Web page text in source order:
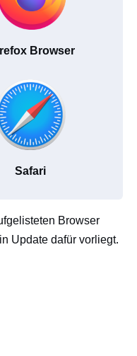
Browser
Safari
Browser
Update dafür vorliegt.